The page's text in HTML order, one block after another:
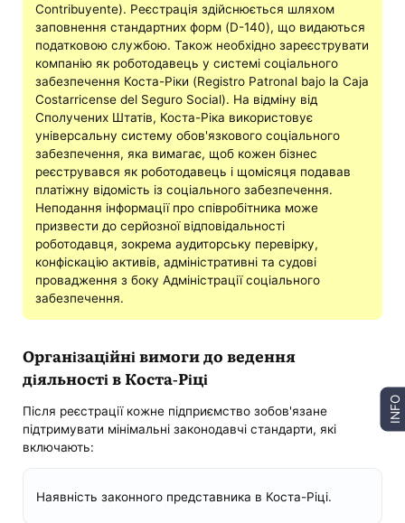
Contribuyente). Реєстрація здійснюється шляхом
заповнення стандартних форм (D-140), що видаються
податковою службою. Також необхідно зареєструвати
компанію як роботодавець у системі соціального
забезпечення Коста-Ріки (Registro Patronal bajo la Caja
Costarricense del Seguro Social). На відміну від
Сполучених Штатів, Коста-Ріка використовує
універсальну систему обов'язкового соціального
забезпечення, яка вимагає, щоб кожен бізнес
реєструвався як роботодавець і щомісяця подавав
платіжну відомість із соціального забезпечення.
Неподання інформації про співробітника може
призвести до серйозної відповідальності
роботодавця, зокрема аудиторську перевірку,
конфіскацію активів, адміністративні та судові
провадження з боку Адміністрації соціального
забезпечення.
Організаційні вимоги до ведення
діяльності в Коста-Ріці
Після реєстрації кожне підприємство зобов'язане
підтримувати мінімальні законодавчі стандарти, які
включають:
Наявність законного представника в Коста-Ріці.
INFO